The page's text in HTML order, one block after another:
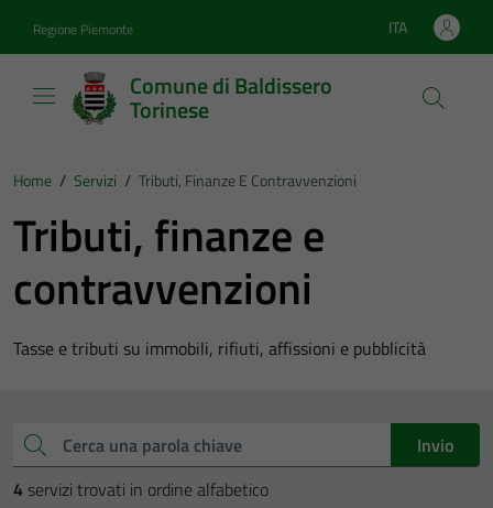
Regione Piemonte Lingua attiva:
ITA
Comune di Baldissero
Torinese
Home / Servizi / Tributi, Finanze E Contravvenzioni
Tributi, finanze e
contravvenzioni
Tasse e tributi su immobili, rifiuti, affissioni e pubblicità
Cerca una parola chiave
Invio
4 servizi trovati in ordine alfabetico